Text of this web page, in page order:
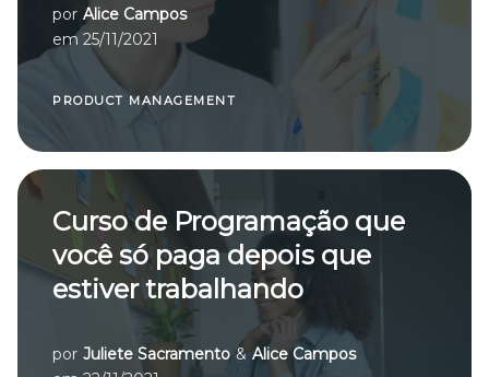
por Alice Campos
em 25/11/2021
PRODUCT MANAGEMENT
Curso de Programação que
você só paga depois que
estiver trabalhando
por Juliete Sacramento & Alice Campos